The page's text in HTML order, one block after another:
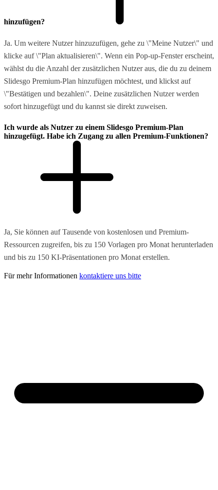
hinzufügen?
Ja. Um weitere Nutzer hinzuzufügen, gehe zu \"Meine Nutzer\" und
klicke auf \"Plan aktualisieren\". Wenn ein Pop-up-Fenster erscheint,
wählst du die Anzahl der zusätzlichen Nutzer aus, die du zu deinem
Slidesgo Premium-Plan hinzufügen möchtest, und klickst auf
\"Bestätigen und bezahlen\". Deine zusätzlichen Nutzer werden
sofort hinzugefügt und du kannst sie direkt zuweisen.
Ich wurde als Nutzer zu einem Slidesgo Premium-Plan
hinzugefügt. Habe ich Zugang zu allen Premium-Funktionen?
Ja, Sie können auf Tausende von kostenlosen und Premium-
Ressourcen zugreifen, bis zu 150 Vorlagen pro Monat herunterladen
und bis zu 150 KI-Präsentationen pro Monat erstellen.
Für mehr Informationen kontaktiere uns bitte